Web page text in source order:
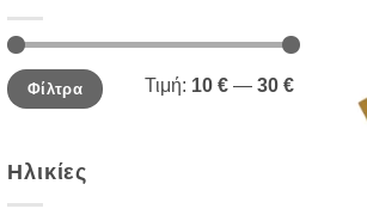
Ελάχιστη
τιμή
Μέγιστη
τιμήΦίλτρα Τιμή: 10 € — 30 €
Ηλικίες